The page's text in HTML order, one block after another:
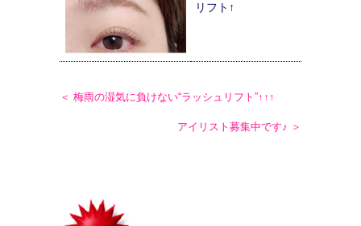
リフト↑
＜ 梅雨の湿気に負けない“ラッシュリフト”↑↑↑
アイリスト募集中です♪ ＞